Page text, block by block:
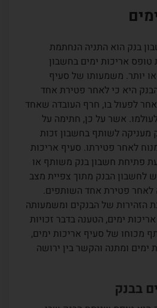
בנק הוא התניה הנחתמת
אריכות ימים בחשבון
יותר. משמעותו של סעיף
היא כי לאחר פטירת אחד
לפעול בו, חרף העובדה שאחד
אשר על כן, חתימה על
מעניקה לשותף בחשבון זכות
לאחר פטירתו. סעיף אריכות
פתיחת חשבון בנק משותף או
הבנק מתוך צפיית מצב
לאחר פטירת אחד השותפים.
הזהירות של הבנקים ומשמעותה
ימים, הטענה בדבר זכויות
מכוחו של סעיף אריכות ימים,
ימים ומתנה והקשר בין ירושה
בבנק